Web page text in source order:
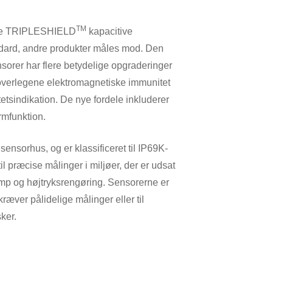
TRIPLESHIELDTM kapacitive
andre produkter måles mod. Den
har flere betydelige opgraderinger
elektromagnetiske immunitet
De nye fordele inkluderer
og er klassificeret til IP69K-
præcise målinger i miljøer, der er udsat
og højtryksrengøring. Sensorerne er
pålidelige målinger eller til